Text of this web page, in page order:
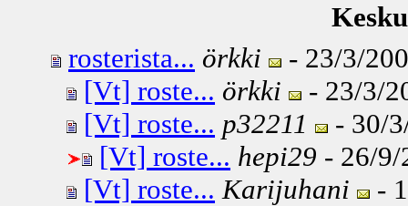
rosterista... örkki
- 23/3/
[Vt] roste... örkki
- 23/3/
[Vt] roste... p32211
- 30/
[Vt] roste... hepi29 - 26/
[Vt] roste... Karijuhani -